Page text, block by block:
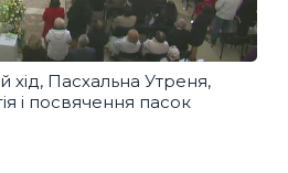
Пасхальна Утреня,
і посвячення пасок